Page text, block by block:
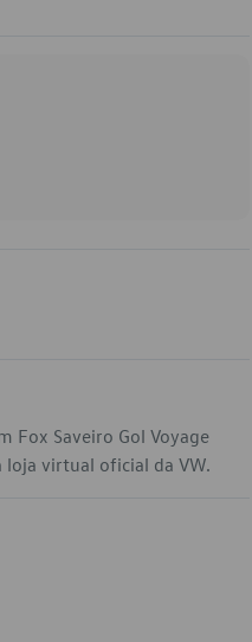
Fox Saveiro Gol Voyage
loja virtual oficial da VW.